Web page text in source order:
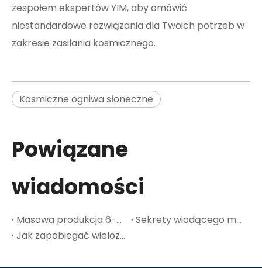
zespołem ekspertów YIM, aby omówić
niestandardowe rozwiązania dla Twoich potrzeb w
zakresie zasilania kosmicznego.
Kosmiczne ogniwa słoneczne
Powiązane
wiadomości
Masowa produkcja 6-calowych płytek GaAs: punkt przegięcia kosztów w przypadku kosmicznej fotowoltaiki
Sekrety wiodącego materiału półprzewodnikowego GaAs-A
Jak zapobiegać wielozłączowym pęknięciom ogniw słonecznych w cienkich płytkach Ge